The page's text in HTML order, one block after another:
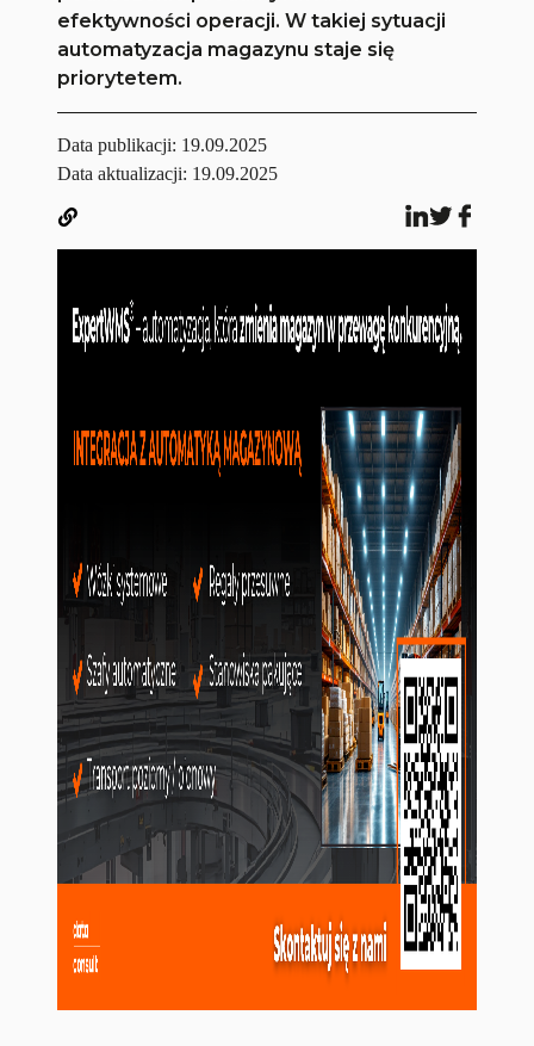
efektywności operacji. W takiej sytuacji
automatyzacja magazynu staje się
priorytetem.
Data publikacji: 19.09.2025
Data aktualizacji: 19.09.2025